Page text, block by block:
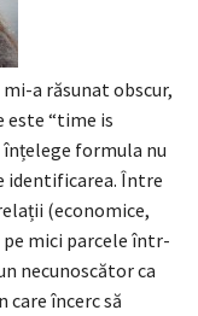
a răsunat obscur,
este “time is
înțelege formula nu
identificarea. Între
(economice,
mici parcele într-
necunoscător ca
încerc să